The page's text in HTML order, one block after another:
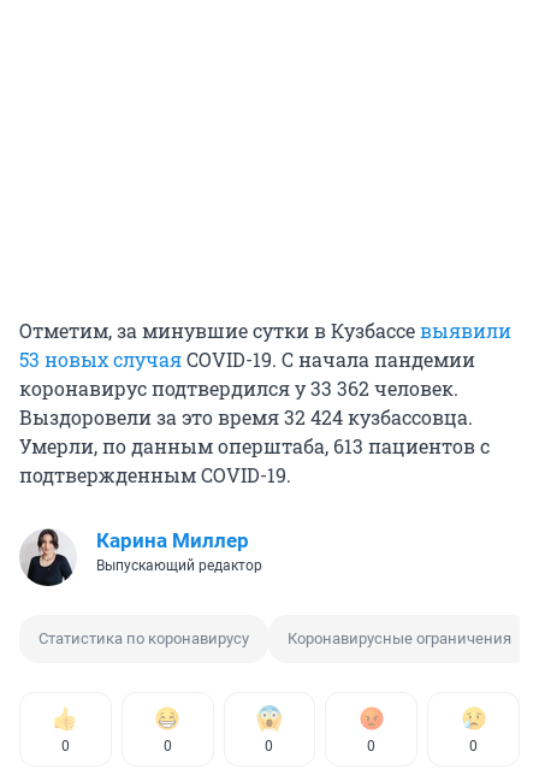
Отметим, за минувшие сутки в Кузбассевыявили
53 новых случаяCOVID-19. С начала пандемии
коронавирус подтвердился у 33 362 человек.
Выздоровели за это время 32 424 кузбассовца.
Умерли, по данным оперштаба, 613 пациентов с
подтвержденным COVID-19.
Карина Миллер
Выпускающий редактор
Статистика по коронавирусу Коронавирусные ограничения
0 0 0 0 0